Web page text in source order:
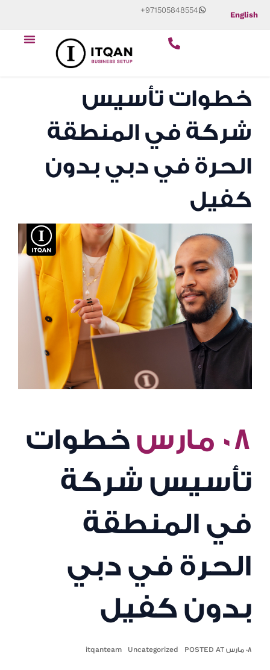
content
English
+971505848554
خطوات تأسيس
شركة في المنطقة
الحرة في دبي بدون
كفيل
٠٨ مارس
خطوات
تأسيس شركة
في المنطقة
الحرة في دبي
بدون كفيل
٠٨ مارس POSTED AT Uncategorized
itqanteam